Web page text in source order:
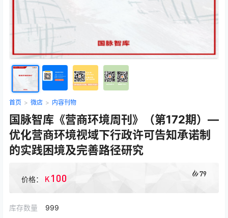
首页 > 微店 > 内容刊物
国脉智库《营商环境周刊》（第172期）—
优化营商环境视域下行政许可告知承诺制
的实践困境及完善路径研究
价格： K 100 79
库存数量 999